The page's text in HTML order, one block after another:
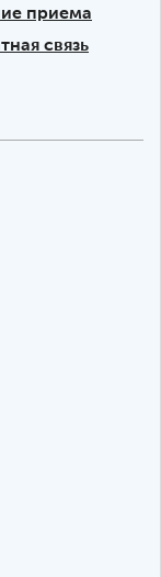
приема
связь